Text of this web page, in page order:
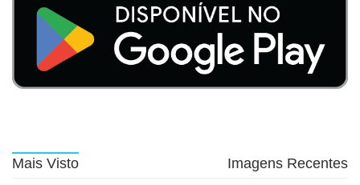
Mais Visto Imagens Recentes